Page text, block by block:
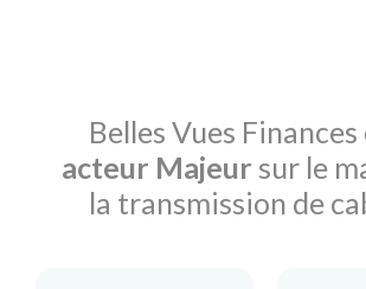
Belles Vues
acteur Majeur sur le
la transmission de